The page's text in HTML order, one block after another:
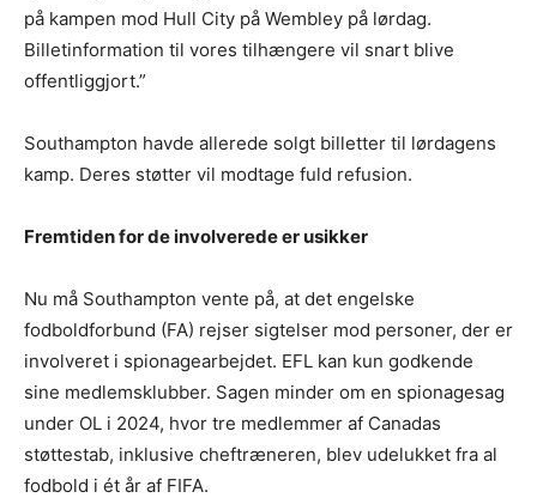
på kampen mod Hull City på Wembley på lørdag.
Billetinformation til vores tilhængere vil snart blive
offentliggjort.”
Southampton havde allerede solgt billetter til lørdagens
kamp. Deres støtter vil modtage fuld refusion.
Fremtiden for de involverede er usikker
Nu må Southampton vente på, at det engelske
fodboldforbund (FA) rejser sigtelser mod personer, der er
involveret i spionagearbejdet. EFL kan kun godkende
sine medlemsklubber. Sagen minder om en spionagesag
under OL i 2024, hvor tre medlemmer af Canadas
støttestab, inklusive cheftræneren, blev udelukket fra al
fodbold i ét år af FIFA.